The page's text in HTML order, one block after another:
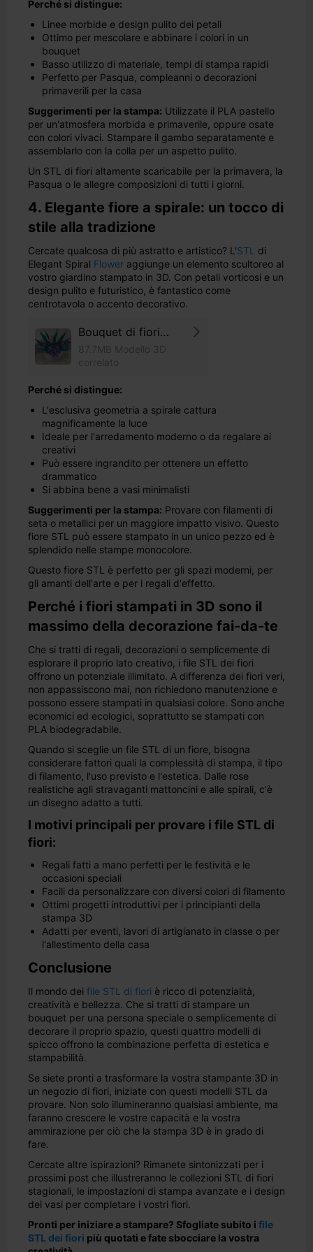
Perché si distingue:
Linee morbide e design pulito dei petali
Ottimo per mescolare e abbinare i colori in un
bouquet
Basso utilizzo di materiale, tempi di stampa rapidi
Perfetto per Pasqua, compleanni o decorazioni
primaverili per la casa
Suggerimenti per la stampa: Utilizzate il PLA pastello
per un'atmosfera morbida e primaverile, oppure osate
con colori vivaci. Stampare il gambo separatamente e
assemblarlo con la colla per un aspetto pulito.
Un STL di fiori altamente scaricabile per la primavera, la
Pasqua o le allegre composizioni di tutti i giorni.
4. Elegante fiore a spirale: un tocco di
stile alla tradizione
Cercate qualcosa di più astratto e artistico? L'STL di
Elegant Spiral Flower aggiunge un elemento scultoreo al
vostro giardino stampato in 3D. Con petali vorticosi e un
design pulito e futuristico, è fantastico come
centrotavola o accento decorativo.
Bouquet di fiori
meccanico
87.7MB Modello 3D
correlato
Perché si distingue:
L'esclusiva geometria a spirale cattura
magnificamente la luce
Ideale per l'arredamento moderno o da regalare ai
creativi
Può essere ingrandito per ottenere un effetto
drammatico
Si abbina bene a vasi minimalisti
Suggerimenti per la stampa: Provare con filamenti di
seta o metallici per un maggiore impatto visivo. Questo
fiore STL può essere stampato in un unico pezzo ed è
splendido nelle stampe monocolore.
Questo fiore STL è perfetto per gli spazi moderni, per
gli amanti dell'arte e per i regali d'effetto.
Perché i fiori stampati in 3D sono il
massimo della decorazione fai-da-te
Che si tratti di regali, decorazioni o semplicemente di
esplorare il proprio lato creativo, i file STL dei fiori
offrono un potenziale illimitato. A differenza dei fiori veri,
non appassiscono mai, non richiedono manutenzione e
possono essere stampati in qualsiasi colore. Sono anche
economici ed ecologici, soprattutto se stampati con
PLA biodegradabile.
Quando si sceglie un file STL di un fiore, bisogna
considerare fattori quali la complessità di stampa, il tipo
di filamento, l'uso previsto e l'estetica. Dalle rose
realistiche agli stravaganti mattoncini e alle spirali, c'è
un disegno adatto a tutti.
I motivi principali per provare i file STL di
fiori:
Regali fatti a mano perfetti per le festività e le
occasioni speciali
Facili da personalizzare con diversi colori di filamento
Ottimi progetti introduttivi per i principianti della
stampa 3D
Adatti per eventi, lavori di artigianato in classe o per
l'allestimento della casa
Conclusione
Il mondo dei file STL di fiori è ricco di potenzialità,
creatività e bellezza. Che si tratti di stampare un
bouquet per una persona speciale o semplicemente di
decorare il proprio spazio, questi quattro modelli di
spicco offrono la combinazione perfetta di estetica e
stampabilità.
Se siete pronti a trasformare la vostra stampante 3D in
un negozio di fiori, iniziate con questi modelli STL da
provare. Non solo illumineranno qualsiasi ambiente, ma
faranno crescere le vostre capacità e la vostra
ammirazione per ciò che la stampa 3D è in grado di
fare.
Cercate altre ispirazioni? Rimanete sintonizzati per i
prossimi post che illustreranno le collezioni STL di fiori
stagionali, le impostazioni di stampa avanzate e i design
dei vasi per completare i vostri fiori.
Pronti per iniziare a stampare? Sfogliate subito i file
STL dei fiori più quotati e fate sbocciare la vostra